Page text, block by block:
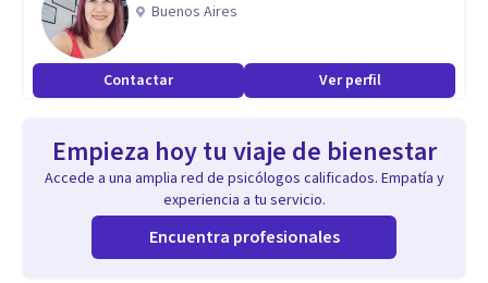
Buenos Aires
Contactar Ver perfil
Empieza hoy tu viaje de bienestar
Accede a una amplia red de psicólogos calificados. Empatía y
experiencia a tu servicio.
Encuentra profesionales